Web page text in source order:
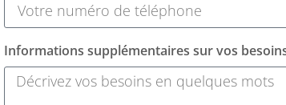
Informations supplémentaires sur vos